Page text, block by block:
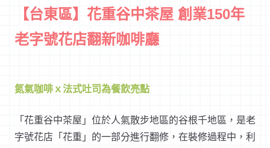
【台東區】花重谷中茶屋 創業150年
老字號花店翻新咖啡廳
氮氣咖啡ｘ法式吐司為餐飲亮點
「花重谷中茶屋」位於人氣散步地區的谷根千地區，是老
字號花店「花重」的一部分進行翻修，在裝修過程中，利